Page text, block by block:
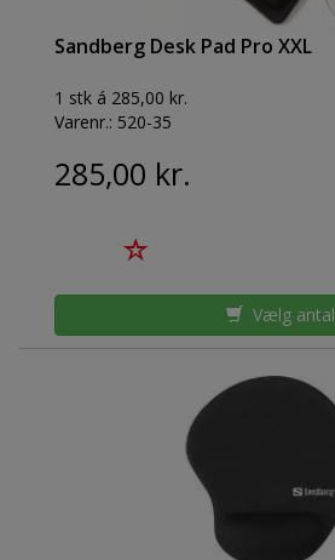
Sandberg Desk Pad Pro XXL
1 stk á 285,00 kr.
Varenr.: 520-35
285,00 kr.
Vælg antal